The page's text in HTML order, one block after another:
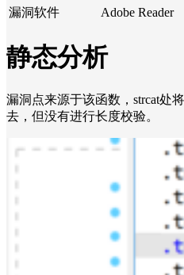
漏洞软件
Adobe Reader
静态分析
漏洞点来源于该函数，strcat处
去，但没有进行长度校验。